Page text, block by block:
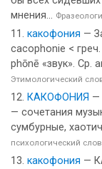
мнения...
какофония —
cacophonie <
phōnē «звук». Ср.
Этимологический
КАКОФОНИЯ —
— сочетания
сумбурные,
психологический
какофония —